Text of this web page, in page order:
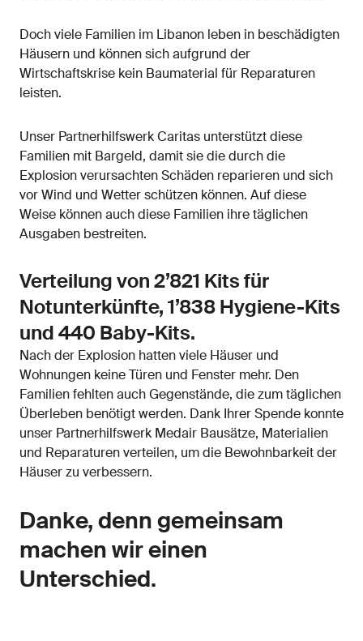
Doch viele Familien im Libanon leben in beschädigten
Häusern und können sich aufgrund der
Wirtschaftskrise kein Baumaterial für Reparaturen
leisten.
Unser Partnerhilfswerk Caritas unterstützt diese
Familien mit Bargeld, damit sie die durch die
Explosion verursachten Schäden reparieren und sich
vor Wind und Wetter schützen können. Auf diese
Weise können auch diese Familien ihre täglichen
Ausgaben bestreiten.
Verteilung von 2’821 Kits für
Notunterkünfte, 1’838 Hygiene-Kits
und 440 Baby-Kits.
Nach der Explosion hatten viele Häuser und
Wohnungen keine Türen und Fenster mehr. Den
Familien fehlten auch Gegenstände, die zum täglichen
Überleben benötigt werden. Dank Ihrer Spende konnte
unser Partnerhilfswerk Medair Bausätze, Materialien
und Reparaturen verteilen, um die Bewohnbarkeit der
Häuser zu verbessern.
Danke, denn gemeinsam
machen wir einen
Unterschied.